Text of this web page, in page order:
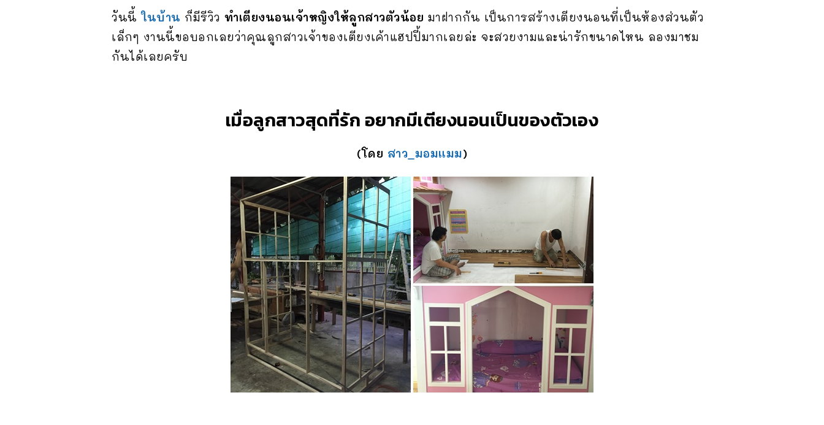
วันนี้ในบ้าน ก็มีรีวิว ทำเตียงนอนเจ้าหญิงให้ลูกสาวตัวน้อย มาฝากกัน เป็นการสร้างเตียงนอนที่เป็นห้องส่วนตัว
เล็กๆ งานนี้ขอบอกเลยว่าคุณลูกสาวเจ้าของเตียงเค้าแฮปปี้มากเลยล่ะ จะสวยงามและน่ารักขนาดไหน ลองมาชม
กันได้เลยครับ
เมื่อลูกสาวสุดที่รัก อยากมีเตียงนอนเป็นของตัวเอง
(โดย สาว_มอมแมม)